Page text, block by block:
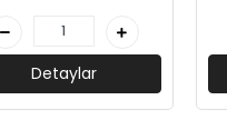
Detaylar